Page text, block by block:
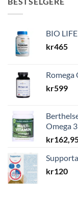
BIO
kr465
Romega
kr599
Omega
kr
kr120